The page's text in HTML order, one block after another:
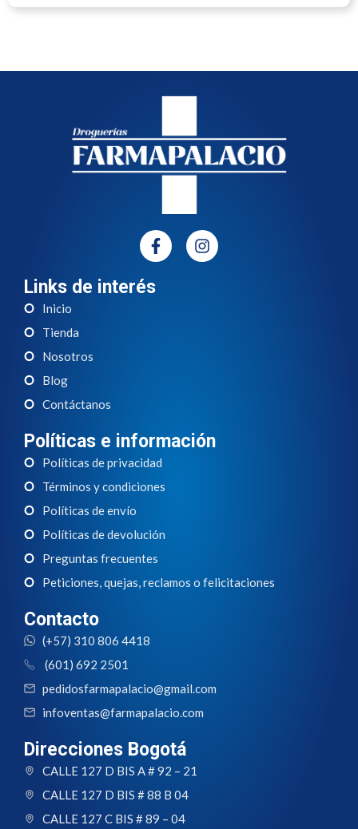
Links de interés
Inicio
Tienda
Nosotros
Blog
Contáctanos
Políticas e información
Políticas de privacidad
Términos y condiciones
Políticas de envío
Políticas de devolución
Preguntas frecuentes
Peticiones, quejas, reclamos o felicitaciones
Contacto
(+57) 310 806 4418
(601) 692 2501
pedidosfarmapalacio@gmail.com
infoventas@farmapalacio.com
Direcciones Bogotá
CALLE 127 D BIS A # 92 – 21
CALLE 127 D BIS # 88 B 04
CALLE 127 C BIS # 89 – 04